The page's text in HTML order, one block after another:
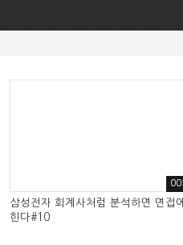
삼성전자 회계사처럼 분석하면 면접
힌다#10